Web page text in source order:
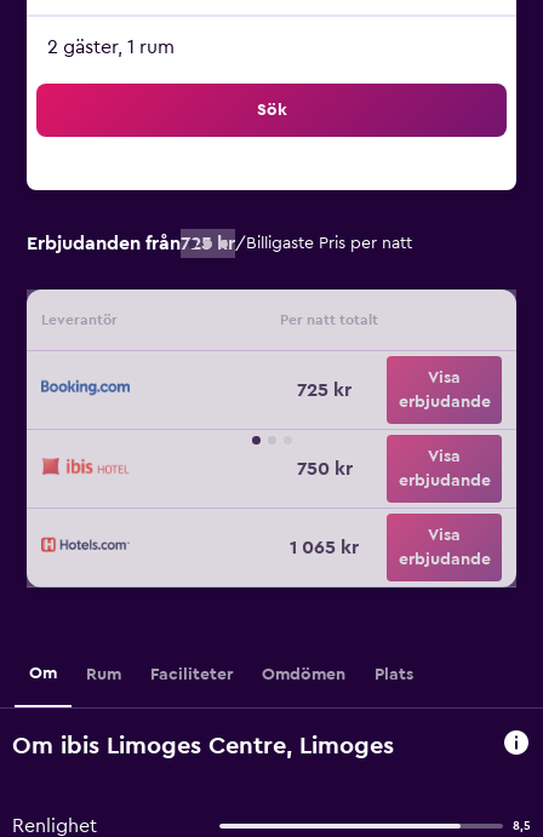
2 gäster, 1 rum
Sök
Erbjudanden från725 kr/ Billigaste Pris per natt
Leverantör Per natt totalt
725 kr
Visa
erbjudande
750 kr
Visa
erbjudande
1 065 kr
Visa
erbjudande
Om Rum Faciliteter Omdömen Plats
Om ibis Limoges Centre, Limoges
Renlighet 8,5